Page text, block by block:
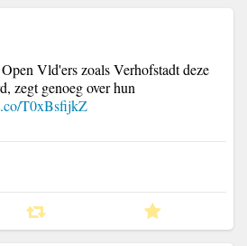
Vld'ers zoals Verhofstadt deze
zegt genoeg over hun
T0xBsfijkZ